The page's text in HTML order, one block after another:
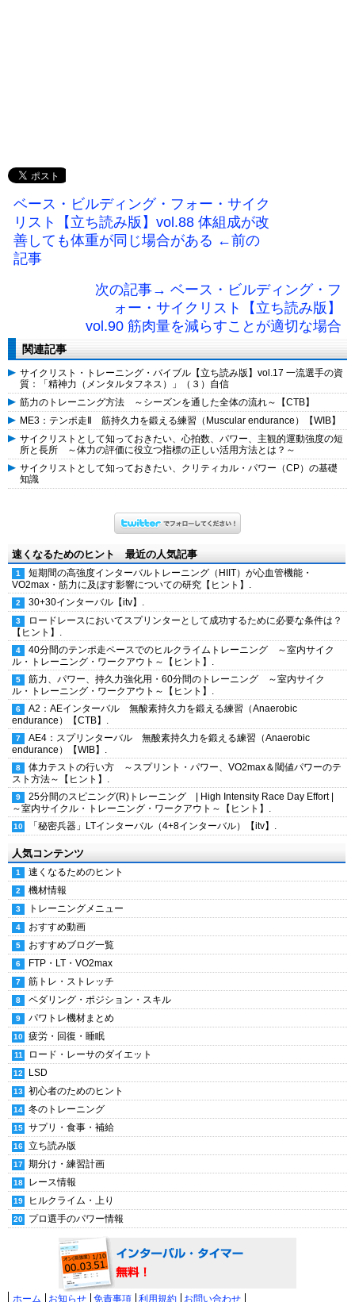
ベース・ビルディング・フォー・サイク
リスト【立ち読み版】vol.88 体組成が改
善しても体重が同じ場合がある ←前の
記事
次の記事→ ベース・ビルディング・フ
ォー・サイクリスト【立ち読み版】
vol.90 筋肉量を減らすことが適切な場合
関連記事
サイクリスト・トレーニング・バイブル【立ち読み版】vol.17 一流選手の資
質：「精神力（メンタルタフネス）」（３）自信
筋力のトレーニング方法 ～シーズンを通した全体の流れ～【CTB】
ME3：テンポ走Ⅱ 筋持久力を鍛える練習（Muscular endurance）【WIB】
サイクリストとして知っておきたい、心拍数、パワー、主観的運動強度の短
所と長所 ～体力の評価に役立つ指標の正しい活用方法とは？～
サイクリストとして知っておきたい、クリティカル・パワー（CP）の基礎
知識
速くなるためのヒント 最近の人気記事
短期間の高強度インターバルトレーニング（HIIT）が心血管機能・
VO2max・筋力に及ぼす影響についての研究【ヒント】.
30+30インターバル【itv】.
ロードレースにおいてスプリンターとして成功するために必要な条件は？
【ヒント】.
40分間のテンポ走ペースでのヒルクライムトレーニング ～室内サイク
ル・トレーニング・ワークアウト～【ヒント】.
筋力、パワー、持久力強化用・60分間のトレーニング ～室内サイク
ル・トレーニング・ワークアウト～【ヒント】.
A2：AEインターバル 無酸素持久力を鍛える練習（Anaerobic
endurance）【CTB】.
AE4：スプリンターバル 無酸素持久力を鍛える練習（Anaerobic
endurance）【WIB】.
体力テストの行い方 ～スプリント・パワー、VO2max＆閾値パワーのテ
スト方法～【ヒント】.
25分間のスピニング(R)トレーニング | High Intensity Race Day Effort |
～室内サイクル・トレーニング・ワークアウト～【ヒント】.
「秘密兵器」LTインターバル（4+8インターバル）【itv】.
人気コンテンツ
速くなるためのヒント
機材情報
トレーニングメニュー
おすすめ動画
おすすめブログ一覧
FTP・LT・VO2max
筋トレ・ストレッチ
ペダリング・ポジション・スキル
パワトレ機材まとめ
疲労・回復・睡眠
ロード・レーサのダイエット
LSD
初心者のためのヒント
冬のトレーニング
サプリ・食事・補給
立ち読み版
期分け・練習計画
レース情報
ヒルクライム・上り
プロ選手のパワー情報
ホーム お知らせ 免責事項 利用規約 お問い合わせ